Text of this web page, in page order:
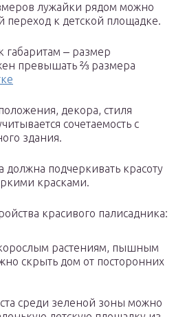
лужайки рядом можно
переход к детской площадке.
габаритам ‒ размер
превышать ⅔ размера
декора, стиля
сочетаемость с
здания.
должна подчеркивать красоту
красками.
красивого палисадника:
растениям, пышным
скрыть дом от посторонних
среди зеленой зоны можно